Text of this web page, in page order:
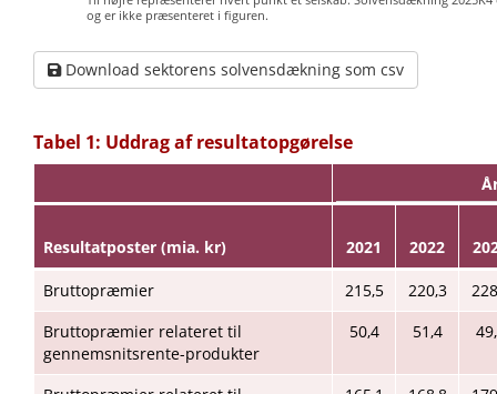
og er ikke præsenteret i figuren.
Download sektorens solvensdækning som csv
Tabel 1: Uddrag af resultatopgørelse
Resultatposter (mia. kr) 2021 2022
Bruttopræmier 215,5 220,3
Bruttopræmier relateret til
gennemsnitsrente-produkter
50,4 51,4